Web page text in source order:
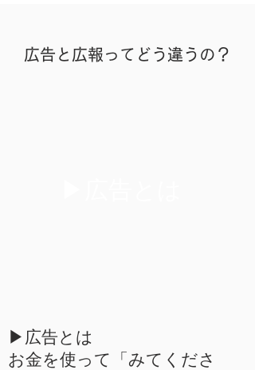
広告と広報ってどう違うの？
▶︎広告とは
お金を使って「みてくださ